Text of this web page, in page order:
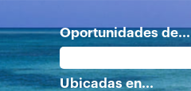
Oportunidades de...
Ubicadas en...